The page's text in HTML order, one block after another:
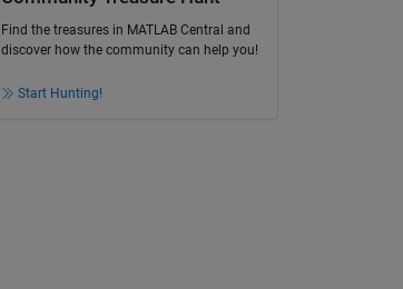
Find the treasures in MATLAB Central and
discover how the community can help you!
Start Hunting!